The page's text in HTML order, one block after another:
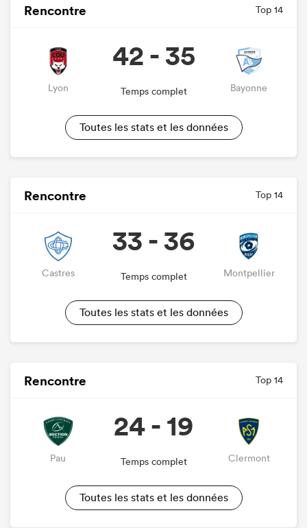
Rencontre Top 14
Lyon
42 - 35
Temps complet Bayonne
Toutes les stats et les données
Rencontre Top 14
Castres
33 - 36
Temps complet Montpellier
Toutes les stats et les données
Rencontre Top 14
Pau
24 - 19
Temps complet Clermont
Toutes les stats et les données